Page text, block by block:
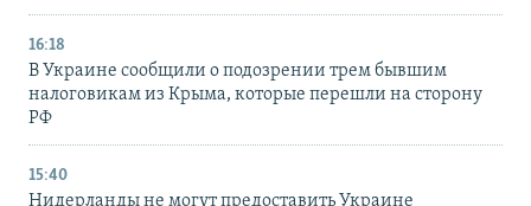
16:18
В Украине сообщили о подозрении трем бывшим
налоговикам из Крыма, которые перешли на сторону
РФ
15:40
Нидерланды не могут предоставить Украине